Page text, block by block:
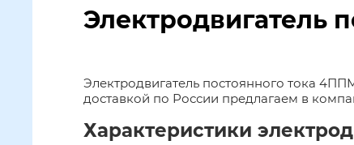
Электродвигатель
Электродвигатель постоянного тока
доставкой по России предлагаем в
Характеристики